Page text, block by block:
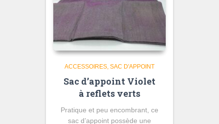
ACCESSOIRES SAC D'APPOINT
Sac d’appoint Violet
à reflets verts
Pratique et peu encombrant, ce
sac d’appoint possède une